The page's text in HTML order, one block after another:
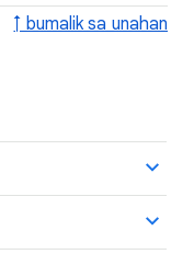
↑ bumalik sa unahan